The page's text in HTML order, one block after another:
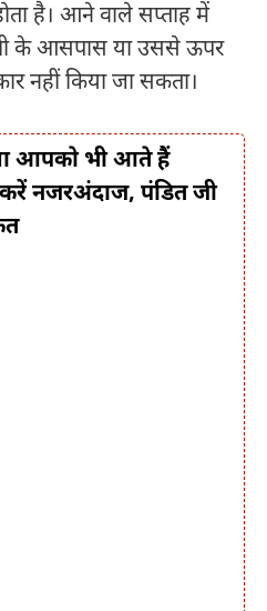
है। आने वाले सप्ताह में
के आसपास या उससे ऊपर
नहीं किया जा सकता।
आपको भी आते हैं
नजरअंदाज, पंडित जी